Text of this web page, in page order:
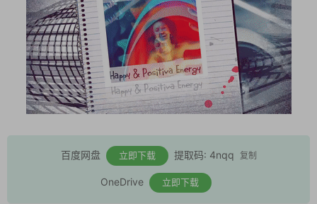
百度网盘 立即下载 提取码: 4nqq 复制
OneDrive 立即下载